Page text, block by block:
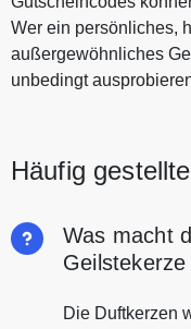
Wer ein persönliches,
außergewöhnliches
unbedingt
Häufig
Was macht
Die Duftkerzen